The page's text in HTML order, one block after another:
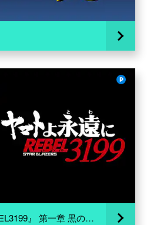
『ヤマトよ永遠に REBEL3199』 第一章 黒の侵略